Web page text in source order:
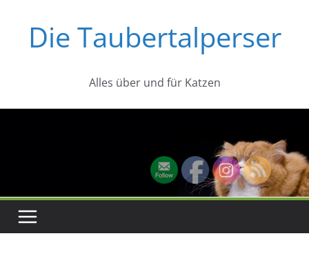
springenDie Taubertalperser
Alles über und für Katzen